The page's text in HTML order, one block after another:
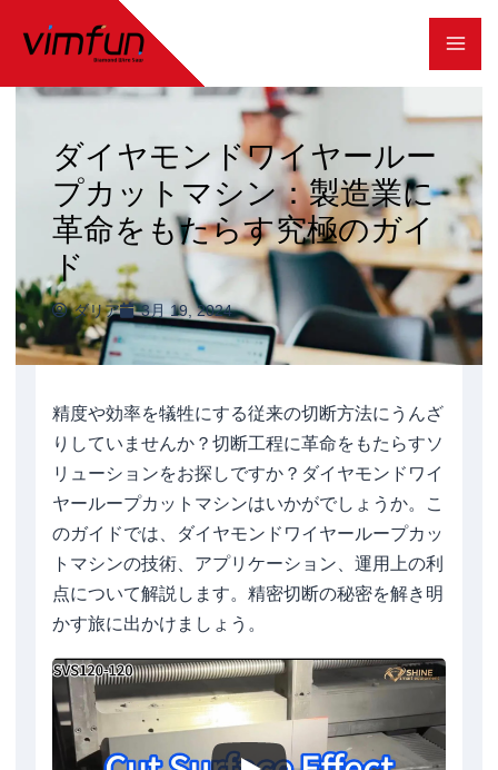
テ
キ
ッ
プ
ダイヤモンドワイヤールー
プカットマシン：製造業に
革命をもたらす究極のガイ
ド
ダリア 3月 19, 2024
精度や効率を犠牲にする従来の切断方法にうんざ
りしていませんか？切断工程に革命をもたらすソ
リューションをお探しですか？ダイヤモンドワイ
ヤーループカットマシンはいかがでしょうか。こ
のガイドでは、ダイヤモンドワイヤーループカッ
トマシンの技術、アプリケーション、運用上の利
点について解説します。精密切断の秘密を解き明
かす旅に出かけましょう。